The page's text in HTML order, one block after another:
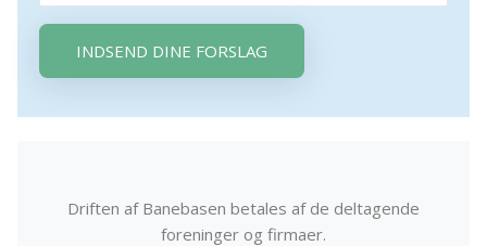
INDSEND DINE FORSLAG
Driften af Banebasen betales af de deltagende
foreninger og firmaer.